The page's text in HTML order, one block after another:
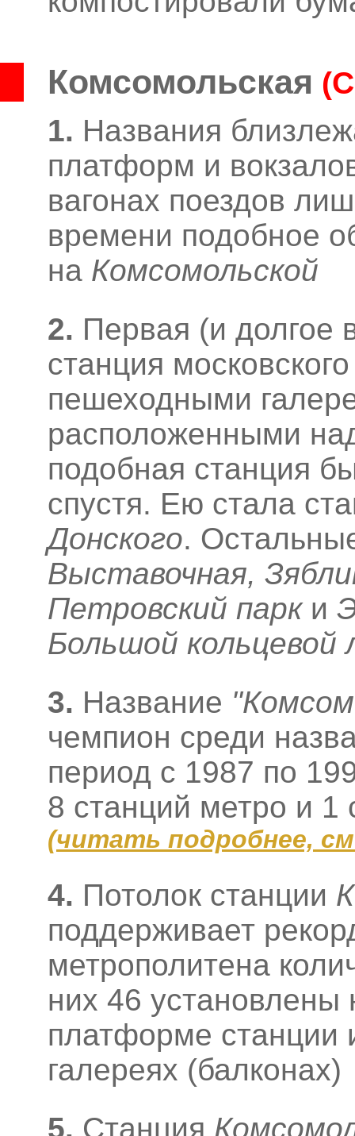
Комсомольская
1. Названия
платформ и
вагонах поездов
времени подобное
на Комсомольской
2. Первая (и долгое
станция
пешеходными
расположенными
подобная станция
спустя. Ею стала
Донского.
Выставочная,
Петровский парки
Большой кольцевой
3. Название
чемпион среди
период с 1987 по
8 станций метро и 1
(читать подробнее,
4. Потолок станции
поддерживает
метрополитена
них 46 установлены
платформе станции
галереях (балконах)
5. Станция